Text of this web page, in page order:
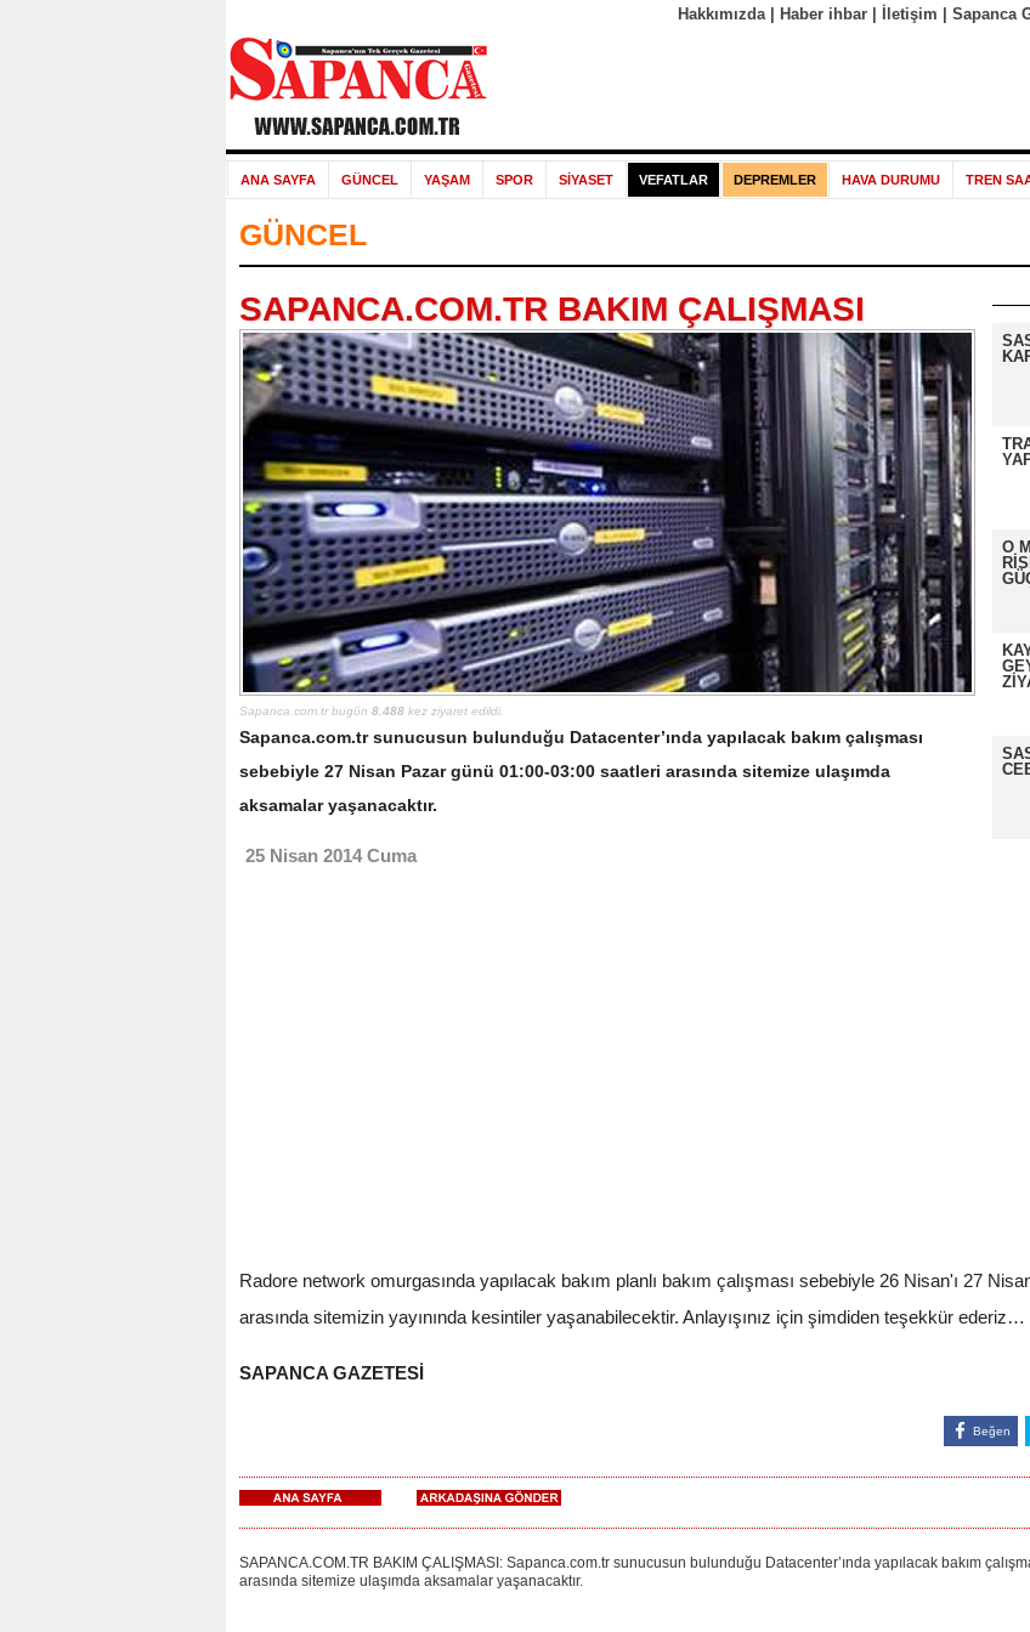
Hakkımızda| Haber ihbar| İletişim Sapanca
ANA SAYFA GÜNCEL YAŞAM SPOR SİYASET VEFATLAR DEPREMLER HAVA DURUMU TREN
GÜNCEL
O
SAPANCA.COM.TR BAKIM ÇALIŞMASI
Sapanca.com.tr bugün 8.488kez ziyaret edildi.
Sapanca.com.tr sunucusun bulunduğu Datacenter’ında yapılacak bakım çalışması
sebebiyle 27 Nisan Pazar günü 01:00-03:00 saatleri arasında sitemize ulaşımda
aksamalar yaşanacaktır.
25 Nisan 2014 Cuma
Radore network omurgasında yapılacak bakım planlı bakım çalışması sebebiyle 26 Nisan'ı 27
arasında sitemizin yayınında kesintiler yaşanabilecektir. Anlayışınız için şimdiden teşekkür ederiz…
SAPANCA GAZETESİ
Beğen
SAPANCA.COM.TR BAKIM ÇALIŞMASI: Sapanca.com.tr sunucusun bulunduğu Datacenter’ında yapılacak bakım
arasında sitemize ulaşımda aksamalar yaşanacaktır.